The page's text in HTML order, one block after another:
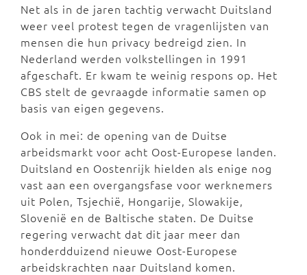
Net als in de jaren tachtig verwacht Duitsland
weer veel protest tegen de vragenlijsten van
mensen die hun privacy bedreigd zien. In
Nederland werden volkstellingen in 1991
afgeschaft. Er kwam te weinig respons op. Het
CBS stelt de gevraagde informatie samen op
basis van eigen gegevens.
Ook in mei: de opening van de Duitse
arbeidsmarkt voor acht Oost-Europese landen.
Duitsland en Oostenrijk hielden als enige nog
vast aan een overgangsfase voor werknemers
uit Polen, Tsjechië, Hongarije, Slowakije,
Slovenië en de Baltische staten. De Duitse
regering verwacht dat dit jaar meer dan
honderdduizend nieuwe Oost-Europese
arbeidskrachten naar Duitsland komen.